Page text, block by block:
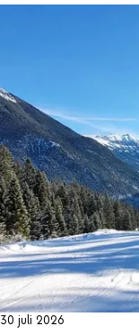
30 juli 2026